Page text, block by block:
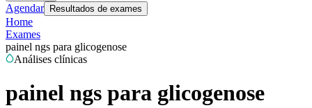
Agendar Resultados de exames
Home
Exames
painel ngs para glicogenose
Análises clínicas
painel ngs para glicogenose